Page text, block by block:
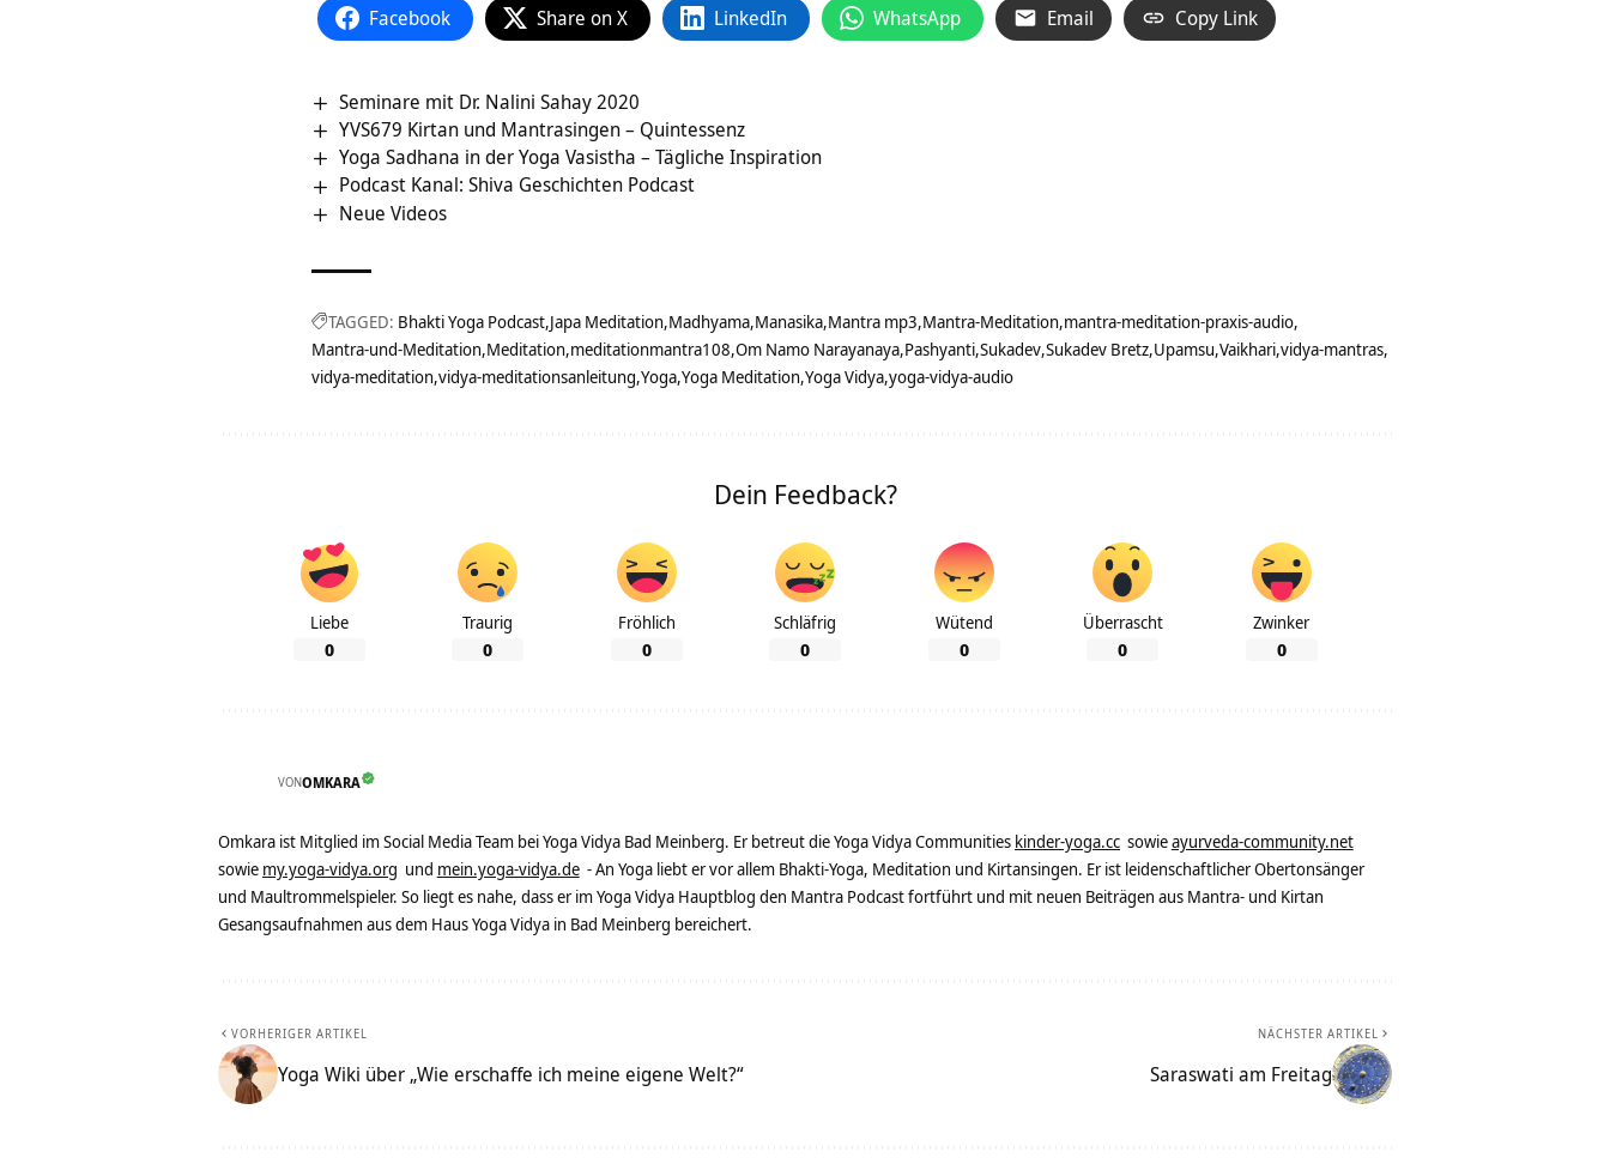
Facebook Share on X LinkedIn WhatsApp Email Copy Link
Seminare mit Dr. Nalini Sahay 2020
YVS679 Kirtan und Mantrasingen – Quintessenz
Yoga Sadhana in der Yoga Vasistha – Tägliche Inspiration
Podcast Kanal: Shiva Geschichten Podcast
Neue Videos
TAGGED: Bhakti Yoga Podcast Japa Meditation Madhyama Manasika Mantra mp3 Mantra-Meditation mantra-meditation-praxis-audio
Mantra-und-Meditation Meditation meditationmantra108 Om Namo Narayanaya Pashyanti Sukadev Sukadev Bretz Upamsu Vaikhari vidya-mantras
vidya-meditation vidya-meditationsanleitung Yoga Yoga Meditation Yoga Vidya yoga-vidya-audio
Dein Feedback?
Liebe
0
Traurig
0
Fröhlich
0
Schläfrig
0
Wütend
0
Überrascht
0
Zwinker
0
VONOMKARA
Omkara ist Mitglied im Social Media Team bei Yoga Vidya Bad Meinberg. Er betreut die Yoga Vidya Communities kinder-yoga.cc sowieayurveda-community.net
sowie my.yoga-vidya.org und mein.yoga-vidya.de - An Yoga liebt er vor allem Bhakti-Yoga, Meditation und Kirtansingen. Er ist leidenschaftlicher Obertonsänger
und Maultrommelspieler. So liegt es nahe, dass er im Yoga Vidya Hauptblog den Mantra Podcast fortführt und mit neuen Beiträgen aus Mantra- und Kirtan
Gesangsaufnahmen aus dem Haus Yoga Vidya in Bad Meinberg bereichert.
VORHERIGER ARTIKEL
Yoga Wiki über „Wie erschaffe ich meine eigene Welt?“
NÄCHSTER ARTIKEL
Saraswati am Freitag